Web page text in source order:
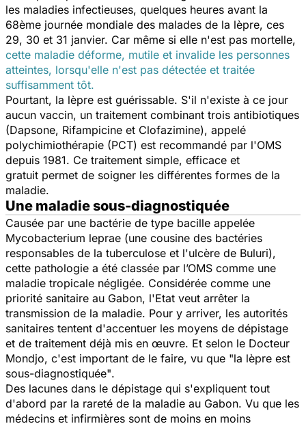
les maladies infectieuses, quelques heures avant la
68ème journée mondiale des malades de la lèpre, ces
29, 30 et 31 janvier. Car même si elle n'est pas mortelle,
cette maladie déforme, mutile et invalide les personnes
atteintes, lorsqu'elle n'est pas détectée et traitée
suffisamment tôt.
Pourtant, la lèpre est guérissable. S'il n'existe à ce jour
aucun vaccin, un traitement combinant trois antibiotiques
(Dapsone, Rifampicine et Clofazimine), appelé
polychimiothérapie (PCT) est recommandé par l'OMS
depuis 1981. Ce traitement simple, efficace et
gratuit permet de soigner les différentes formes de la
maladie.
Une maladie sous-diagnostiquée
Causée par une bactérie de type bacille appelée
Mycobacterium leprae (une cousine des bactéries
responsables de la tuberculose et l'ulcère de Buluri),
cette pathologie a été classée par l’OMS comme une
maladie tropicale négligée. Considérée comme une
priorité sanitaire au Gabon, l'Etat veut arrêter la
transmission de la maladie. Pour y arriver, les autorités
sanitaires tentent d'accentuer les moyens de dépistage
et de traitement déjà mis en œuvre. Et selon le Docteur
Mondjo, c'est important de le faire, vu que "la lèpre est
sous-diagnostiquée".
Des lacunes dans le dépistage qui s'expliquent tout
d'abord par la rareté de la maladie au Gabon. Vu que les
médecins et infirmières sont de moins en moins